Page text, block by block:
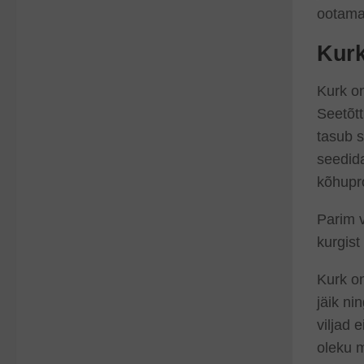
Kurk
tasub
Parim
Kurk
jäik
viljad
oleku